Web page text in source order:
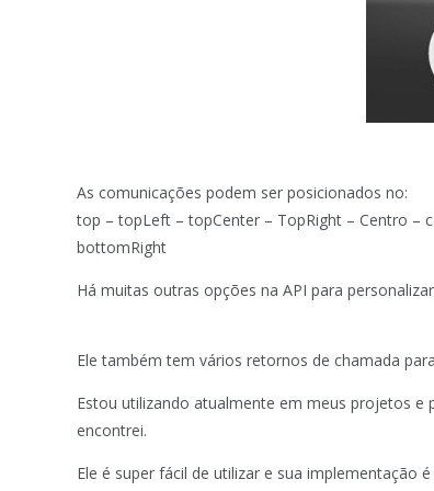
As comunicações podem ser posicionados no:
top – topLeft – topCenter – TopRight – Centro
bottomRight
Há muitas outras opções na API para
Ele também tem vários retornos de chamada
Estou utilizando atualmente em meus projetos
encontrei.
Ele é super fácil de utilizar e sua implementação